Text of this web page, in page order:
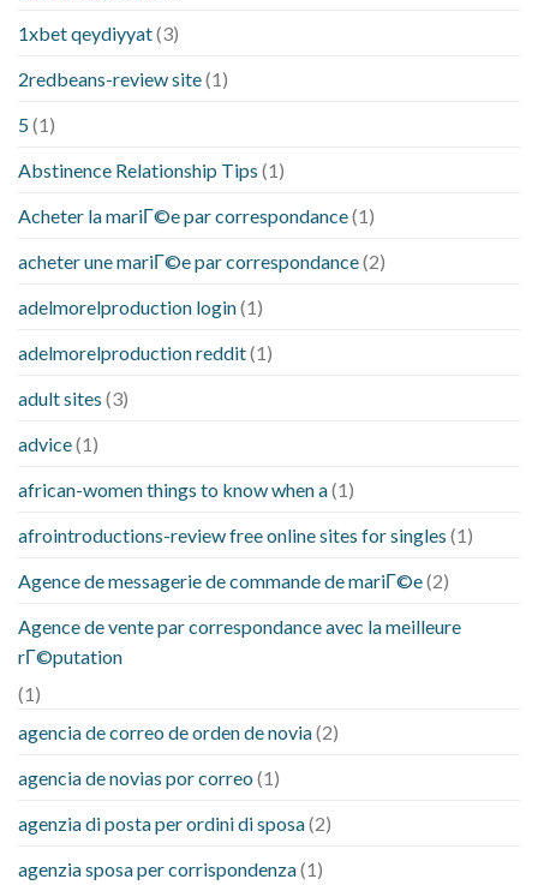
1xbet qeydiyyat(3)
2redbeans-review site(1)
5(1)
Abstinence Relationship Tips (1)
Acheter la mariГ©e par correspondance(1)
acheter une mariГ©e par correspondance(2)
adelmorelproduction login(1)
adelmorelproduction reddit(1)
adult sites (3)
advice(1)
african-women things to know when a(1)
afrointroductions-review free online sites for singles (1)
Agence de messagerie de commande de mariГ©e(2)
Agence de vente par correspondance avec la meilleure
rГ©putation
(1)
agencia de correo de orden de novia(2)
agencia de novias por correo (1)
agenzia di posta per ordini di sposa(2)
agenzia sposa per corrispondenza(1)